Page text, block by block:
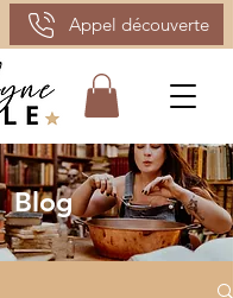
Appel découverte
Blog